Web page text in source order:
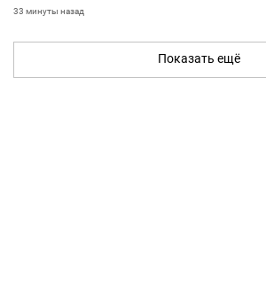
33 минуты назад
Показать ещё